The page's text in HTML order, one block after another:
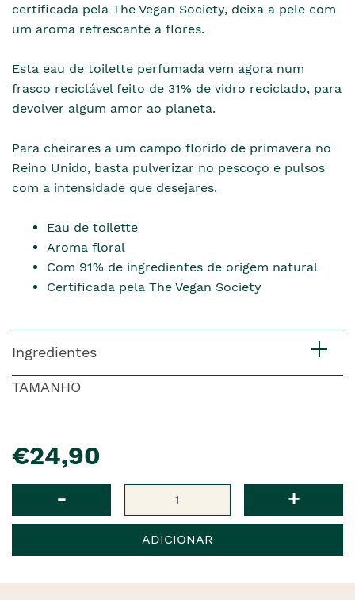
certificada pela The Vegan Society, deixa a pele com
um aroma refrescante a flores.
Esta eau de toilette perfumada vem agora num
frasco reciclável feito de 31% de vidro reciclado, para
devolver algum amor ao planeta.
Para cheirares a um campo florido de primavera no
Reino Unido, basta pulverizar no pescoço e pulsos
com a intensidade que desejares.
Eau de toilette
Aroma floral
Com 91% de ingredientes de origem natural
Certificada pela The Vegan Society
Ingredientes
TAMANHO
€24,90
- +
ADICIONAR